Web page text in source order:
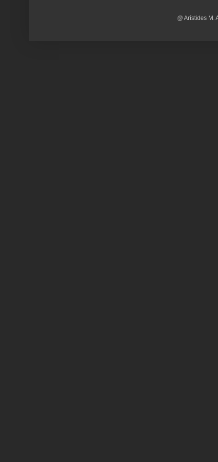
@ Arístides M.